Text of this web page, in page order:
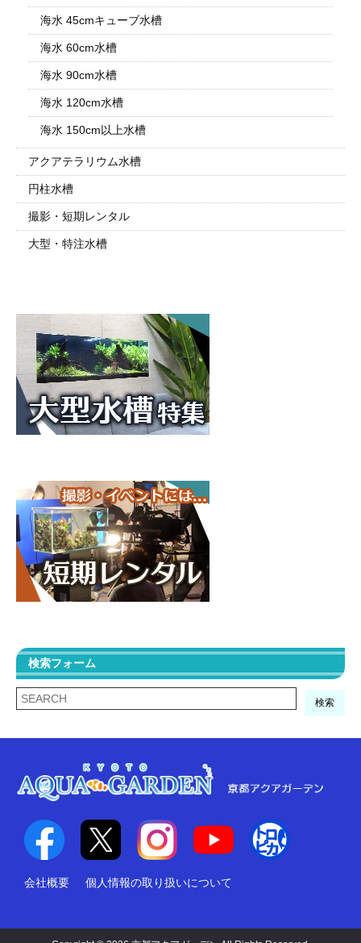
海水 45cmキューブ水槽
海水 60cm水槽
海水 90cm水槽
海水 120cm水槽
海水 150cm以上水槽
アクアテラリウム水槽
円柱水槽
撮影・短期レンタル
大型・特注水槽
検索フォーム
検索
会社概要 個人情報の取り扱いについて